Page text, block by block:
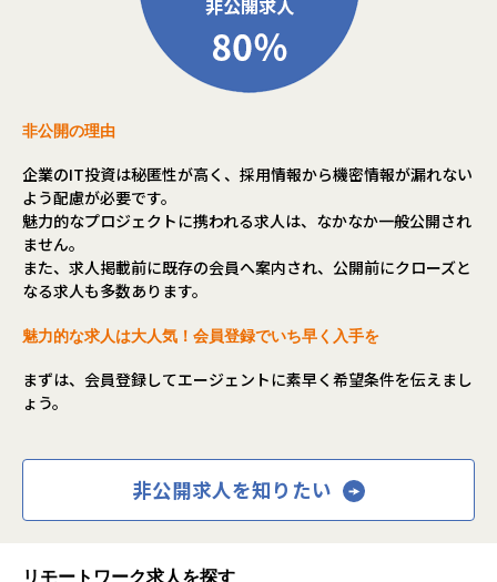
スリーシェイクをより詳しく知りたい方はこちら
▽▼▽スリーシェイク採用情報ページ▽▼▽
https://jobs-3-shake.com/
募集背景
紹介や新規企業の導入案件を多数いただいております。さら
なる事業拡大のため、メンバーを募集することになりまし
た。
仕事内容
◎戦略策定や意思決定にも携わる、お客様と一体化したイン
◎人材育成も網羅してきたサービスだからこそ、スキルアッ
◎業績は3期連続150%以上成長の急拡大！最先端のインフラ
案件が続々。
AWS, Google Cloud, Kubernetes, Observability, DBRE, ML
Opsなどの最新技術の知見を集約。文化も含めた「インフ
ラ」を整備し、企業のSRE内製化をゴールとして活動しま
す。
SREエンジニアの期待値
非公開の理由
企業のIT投資は秘匿性が高く、採用情報から機密情報が漏れない
よう配慮が必要です。
魅力的なプロジェクトに携われる求人は、なかなか一般公開され
ません。
また、求人掲載前に既存の会員へ案内され、公開前にクローズと
なる求人も多数あります。
魅力的な求人は大人気！会員登録でいち早く入手を
まずは、会員登録してエージェントに素早く希望条件を伝えまし
ょう。
非公開求人を知りたい
リモートワーク求人を探す